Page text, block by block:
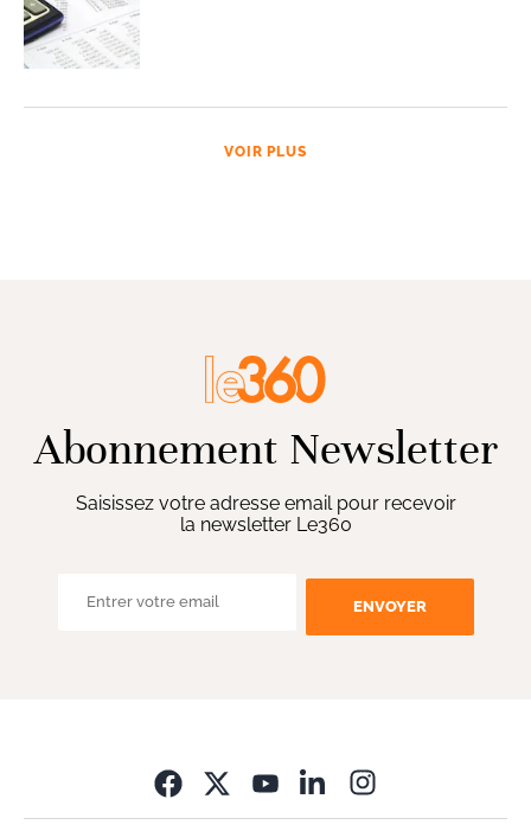
VOIR PLUS
Abonnement Newsletter
Saisissez votre adresse email pour recevoir
la newsletter Le360
ENVOYER